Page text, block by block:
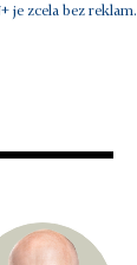
je zcela bez reklam.